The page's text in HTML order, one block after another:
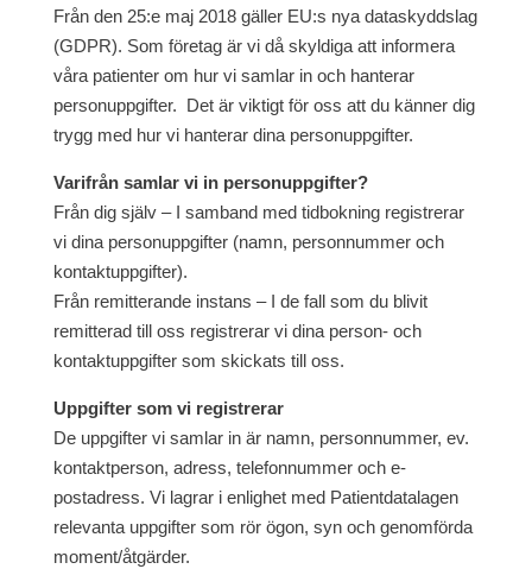
Från den 25:e maj 2018 gäller EU:s nya dataskyddslag
(GDPR). Som företag är vi då skyldiga att informera
våra patienter om hur vi samlar in och hanterar
personuppgifter. Det är viktigt för oss att du känner dig
trygg med hur vi hanterar dina personuppgifter.
Varifrån samlar vi in personuppgifter?
Från dig själv – I samband med tidbokning registrerar
vi dina personuppgifter (namn, personnummer och
kontaktuppgifter).
Från remitterande instans – I de fall som du blivit
remitterad till oss registrerar vi dina person- och
kontaktuppgifter som skickats till oss.
Uppgifter som vi registrerar
De uppgifter vi samlar in är namn, personnummer, ev.
kontaktperson, adress, telefonnummer och e-
postadress. Vi lagrar i enlighet med Patientdatalagen
relevanta uppgifter som rör ögon, syn och genomförda
moment/åtgärder.